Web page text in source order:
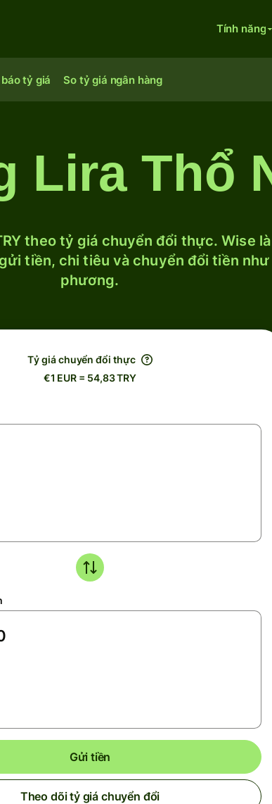
Tính năng
tỷ giá So tỷ giá ngân hàng
Lira Thổ
theo tỷ giá chuyển đổi thực. Wise
tiền, chi tiêu và chuyển đổi tiền
phương.
Tỷ giá chuyển đổi thực
€1 EUR = 54,83 TRY
Gửi tiền
Theo dõi tỷ giá chuyển đổi